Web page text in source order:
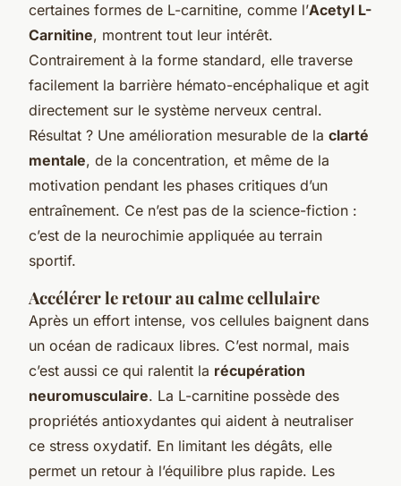
certaines formes de L-carnitine, comme l’Acetyl L-
Carnitine, montrent tout leur intérêt.
Contrairement à la forme standard, elle traverse
facilement la barrière hémato-encéphalique et agit
directement sur le système nerveux central.
Résultat ? Une amélioration mesurable de la clarté
mentale, de la concentration, et même de la
motivation pendant les phases critiques d’un
entraînement. Ce n’est pas de la science-fiction :
c’est de la neurochimie appliquée au terrain
sportif.
Accélérer le retour au calme cellulaire
Après un effort intense, vos cellules baignent dans
un océan de radicaux libres. C’est normal, mais
c’est aussi ce qui ralentit la récupération
neuromusculaire. La L-carnitine possède des
propriétés antioxydantes qui aident à neutraliser
ce stress oxydatif. En limitant les dégâts, elle
permet un retour à l’équilibre plus rapide. Les